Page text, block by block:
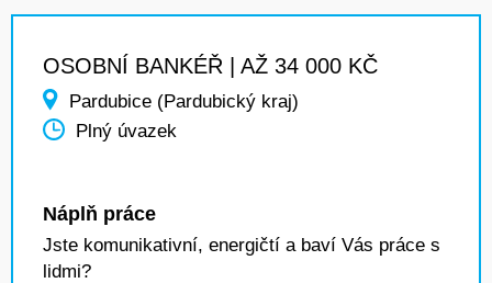
OSOBNÍ BANKÉŘ | AŽ 34 000 KČ
Pardubice (Pardubický kraj)
Plný úvazek
Náplň práce
Jste komunikativní, energičtí a baví Vás práce s
lidmi?